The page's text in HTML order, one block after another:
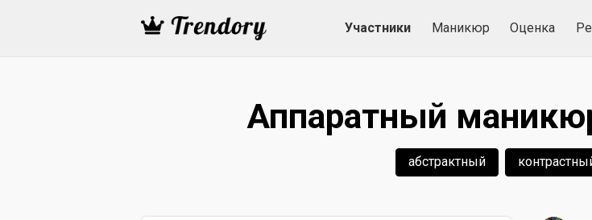
Участники Маникюр Оценка
Аппаратный
абстрактный